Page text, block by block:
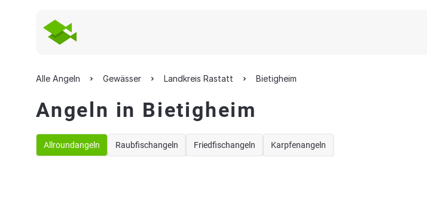
Alle Angeln Gewässer Landkreis Rastatt Bietigheim
Angeln in Bietigheim
Allroundangeln Raubfischangeln Friedfischangeln Karpfenangeln